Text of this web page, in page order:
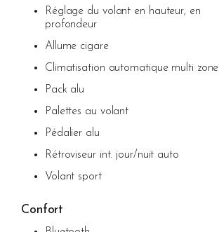
Réglage du volant en hauteur, en
profondeur
Allume cigare
Climatisation automatique multi zone
Pack alu
Palettes au volant
Pédalier alu
Rétroviseur int. jour/nuit auto
Volant sport
Confort